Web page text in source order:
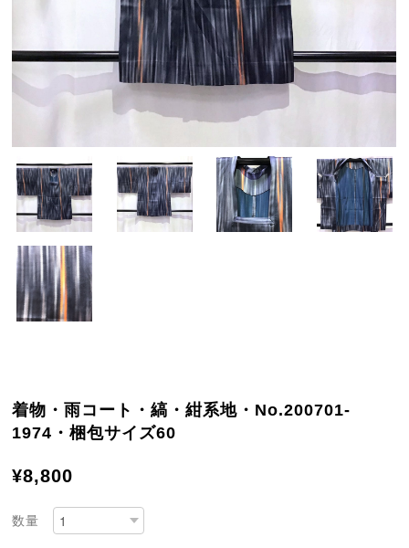
着物・雨コート・縞・紺系地・No.200701-
1974・梱包サイズ60
¥8,800
数量